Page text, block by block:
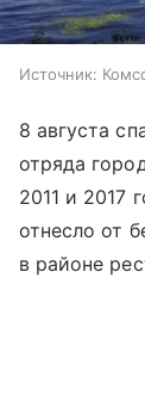
Источник:
8 августа
отряда
2011 и 2017
отнесло от
в районе